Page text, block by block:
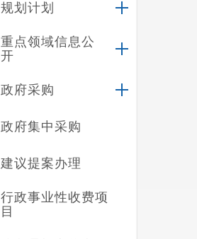
规划计划
重点领域信息公
开
政府采购
政府集中采购
建议提案办理
行政事业性收费项
目